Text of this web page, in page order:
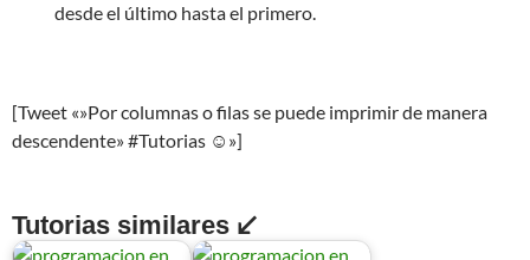
desde el último hasta el primero.
[Tweet «»Por columnas o filas se puede imprimir de manera
descendente» #Tutorias ☺»]
Tutorias similares ↙